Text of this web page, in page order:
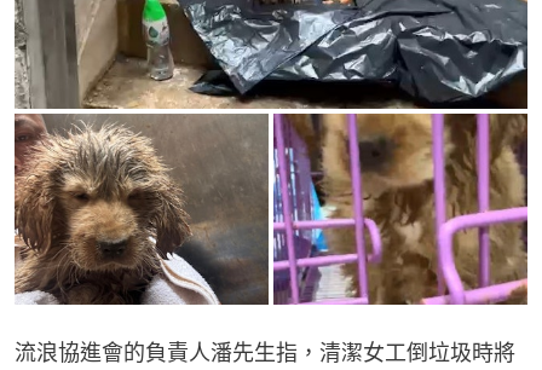
流浪協進會的負責人潘先生指，清潔女工倒垃圾時將